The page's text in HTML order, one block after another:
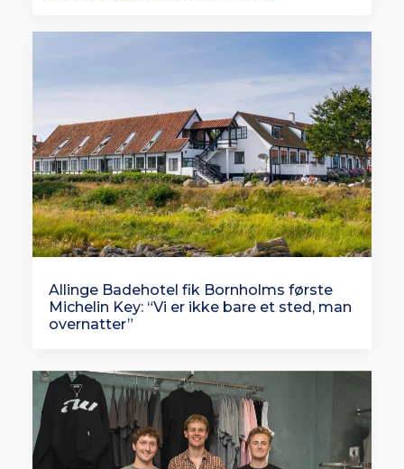
Allinge Badehotel fik Bornholms første
Michelin Key: “Vi er ikke bare et sted, man
overnatter”